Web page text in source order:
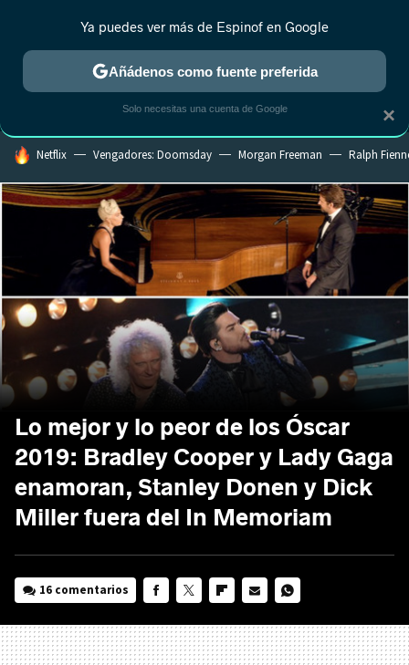
MENÚ NUEVO
ESTRENOS REALITY ANIME RANKINGS CINE
HOY SE HABLA DE
Netflix Vengadores: Doomsday Morgan Freeman Ralph
Lo mejor y lo peor de los Óscar
2019: Bradley Cooper y Lady Gaga
enamoran, Stanley Donen y Dick
Miller fuera del In Memoriam
16 comentarios
MAIL
×
Ya puedes ver más de Espinof en Google
Añádenos como fuente preferida
Solo necesitas una cuenta de Google